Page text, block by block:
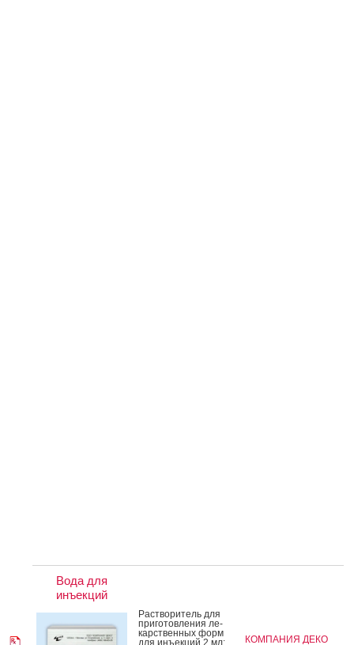
Вода для
инъекций
Рас­тво­ритель для
при­готов­ле­ния ле­
карс­твен­ных форм
для инъ­ек­ций 2 мл:
КОМПАНИЯ ДЕКО